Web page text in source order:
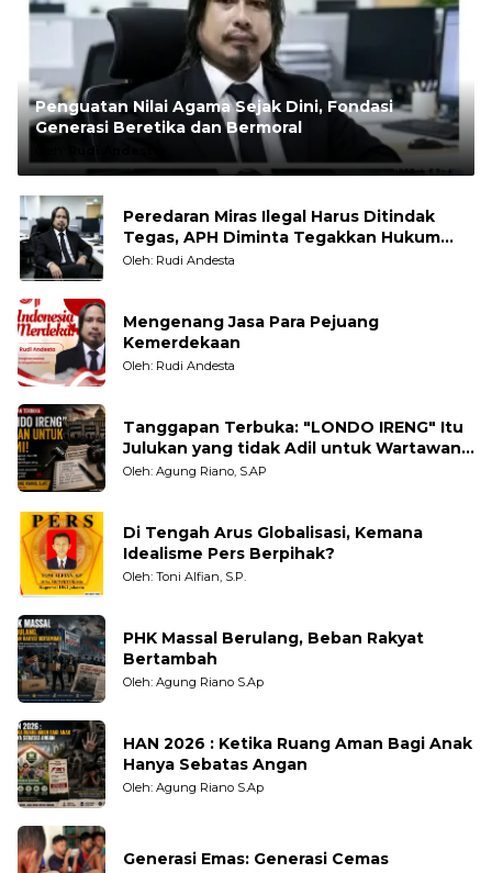
Penguatan Nilai Agama Sejak Dini, Fondasi
Generasi Beretika dan Bermoral
Rudi Andesta
Peredaran Miras Ilegal Harus Ditindak
Tegas, APH Diminta Tegakkan Hukum
Tanpa Pandang Bulu
Oleh: Rudi Andesta
Mengenang Jasa Para Pejuang
Kemerdekaan
Oleh: Rudi Andesta
Tanggapan Terbuka: "LONDO IRENG" Itu
Julukan yang tidak Adil untuk Wartawan,
Pengamat dan LSM
Oleh: Agung Riano, S.AP
Di Tengah Arus Globalisasi, Kemana
Idealisme Pers Berpihak?
Oleh: Toni Alfian, S.P.
PHK Massal Berulang, Beban Rakyat
Bertambah
Oleh: Agung Riano S.Ap
HAN 2026 : Ketika Ruang Aman Bagi Anak
Hanya Sebatas Angan
Oleh: Agung Riano S.Ap
Generasi Emas: Generasi Cemas